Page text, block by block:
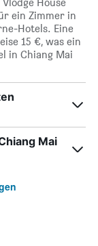
ein Zimmer in
Hotels. Eine
15 €, was ein
in Chiang Mai
Mai